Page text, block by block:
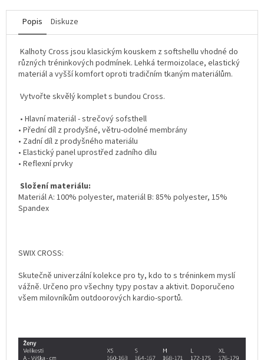
Popis Diskuze
Kalhoty Cross jsou klasickým kouskem z softshellu vhodné do
různých tréninkových podmínek. Lehká termoizolace, elastický
materiál a vyšší komfort oproti tradičním tkaným materiálům.
Vytvořte skvělý komplet s bundou Cross.
• Hlavní materiál - strečový sofsthell
• Přední díl z prodyšné, větru-odolné membrány
• Zadní díl z prodyšného materiálu
• Elastický panel uprostřed zadního dílu
• Reflexní prvky
Složení materiálu:
Materiál A: 100% polyester, materiál B: 85% polyester, 15%
Spandex
SWIX CROSS:
Skutečně univerzální kolekce pro ty, kdo to s tréninkem myslí
vážně. Určeno pro všechny typy postav a aktivit. Doporučeno
všem milovníkům outdoorových kardio-sportů.